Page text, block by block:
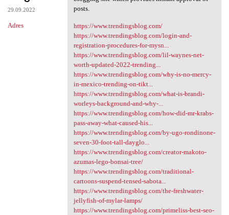
29.09.2022
Adres
posts.
https://www.trendingsblog.com/
https://www.trendingsblog.com/login-and-
registration-procedures-for-mysn...
https://www.trendingsblog.com/lil-waynes-net-
worth-updated-2022-trending...
https://www.trendingsblog.com/why-is-no-mercy-
in-mexico-trending-on-tikt...
https://www.trendingsblog.com/what-is-brandi-
worleys-background-and-why-...
https://www.trendingsblog.com/how-did-mr-krabs-
pass-away-what-caused-his...
https://www.trendingsblog.com/by-ugo-rondinone-
seven-30-foot-tall-dayglo...
https://www.trendingsblog.com/creator-makoto-
azumas-lego-bonsai-tree/
https://www.trendingsblog.com/traditional-
cartoons-suspend-tensed-sabota...
https://www.trendingsblog.com/the-freshwater-
jellyfish-of-mylar-lamps/
https://www.trendingsblog.com/primeliss-best-seo-